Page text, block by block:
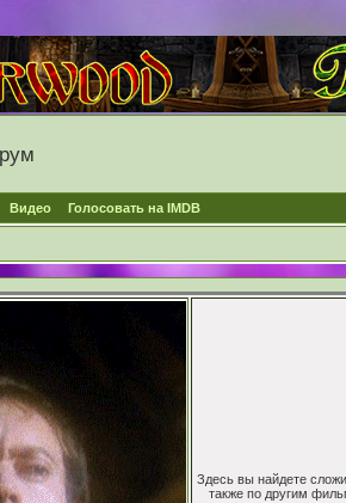
Видео Голосовать на IMDB
Здесь вы найдете
также по другим